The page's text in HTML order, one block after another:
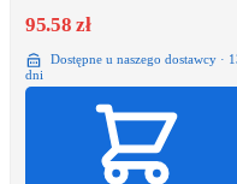
95.58 zł
Dostępne u naszego dostawcy ·
dni